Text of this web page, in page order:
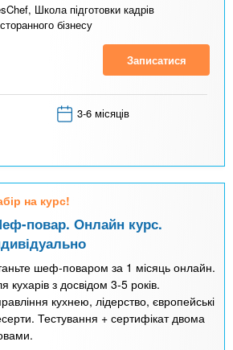
Школа підготовки кадрів
бізнесу
Записатися
3-6 місяців
на курс!
повар. Онлайн курс.
шеф-поваром за 1 місяць онлайн.
кухарів з досвідом 3-5 років.
кухнею, лідерство, європейські
Тестування + сертифікат двома